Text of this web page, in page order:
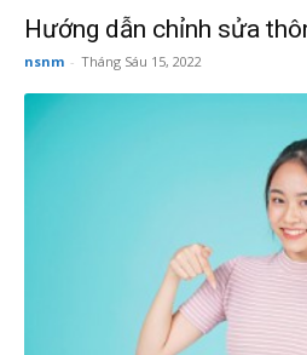
Hướng dẫn chỉnh sửa
nsnm - Tháng Sáu 15, 2022